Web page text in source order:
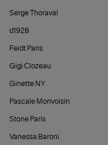
Serge Thoraval
d1928
Feidt Paris
Gigi Clozeau
Ginette NY
Pascale Monvoisin
Stone Paris
Vanessa Baroni